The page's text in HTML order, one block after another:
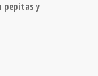
pepitas y